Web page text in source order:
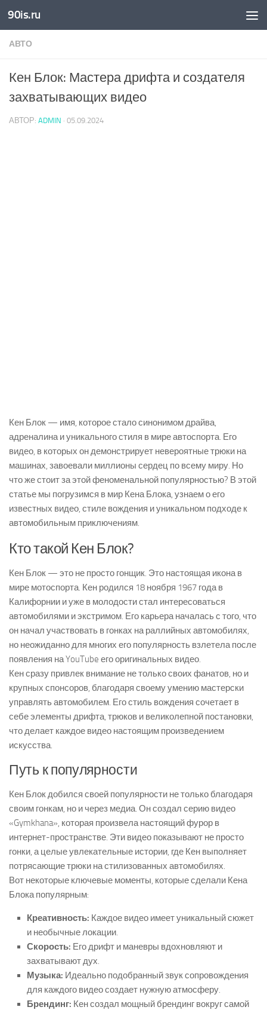
Skip to content
90is.ru
АВТО
Кен Блок: Мастера дрифта и создателя
захватывающих видео
АВТОР: ADMIN · 05.09.2024
Кен Блок — имя, которое стало синонимом драйва,
адреналина и уникального стиля в мире автоспорта. Его
видео, в которых он демонстрирует невероятные трюки на
машинах, завоевали миллионы сердец по всему миру. Но
что же стоит за этой феноменальной популярностью? В этой
статье мы погрузимся в мир Кена Блока, узнаем о его
известных видео, стиле вождения и уникальном подходе к
автомобильным приключениям.
Кто такой Кен Блок?
Кен Блок — это не просто гонщик. Это настоящая икона в
мире мотоспорта. Кен родился 18 ноября 1967 года в
Калифорнии и уже в молодости стал интересоваться
автомобилями и экстримом. Его карьера началась с того, что
он начал участвовать в гонках на раллийных автомобилях,
но неожиданно для многих его популярность взлетела после
появления на YouTube его оригинальных видео.
Кен сразу привлек внимание не только своих фанатов, но и
крупных спонсоров, благодаря своему умению мастерски
управлять автомобилем. Его стиль вождения сочетает в
себе элементы дрифта, трюков и великолепной постановки,
что делает каждое видео настоящим произведением
искусства.
Путь к популярности
Кен Блок добился своей популярности не только благодаря
своим гонкам, но и через медиа. Он создал серию видео
«Gymkhana», которая произвела настоящий фурор в
интернет-пространстве. Эти видео показывают не просто
гонки, а целые увлекательные истории, где Кен выполняет
потрясающие трюки на стилизованных автомобилях.
Вот некоторые ключевые моменты, которые сделали Кена
Блока популярным:
Креативность: Каждое видео имеет уникальный сюжет
и необычные локации.
Скорость: Его дрифт и маневры вдохновляют и
захватывают дух.
Музыка: Идеально подобранный звук сопровождения
для каждого видео создает нужную атмосферу.
Брендинг: Кен создал мощный брендинг вокруг самой